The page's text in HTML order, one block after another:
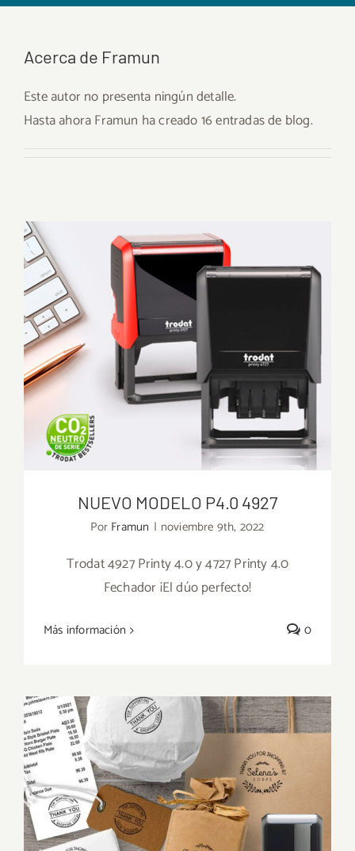
Acerca de Framun
Este autor no presenta ningún detalle.
Hasta ahora Framun ha creado 16 entradas de blog.
NUEVO MODELO P4.0 4927
NUEVO MODELO P4.0 4927
Por Framun | noviembre 9th, 2022
Trodat 4927 Printy 4.0 y 4727 Printy 4.0
Fechador ¡El dúo perfecto!
Más información 0